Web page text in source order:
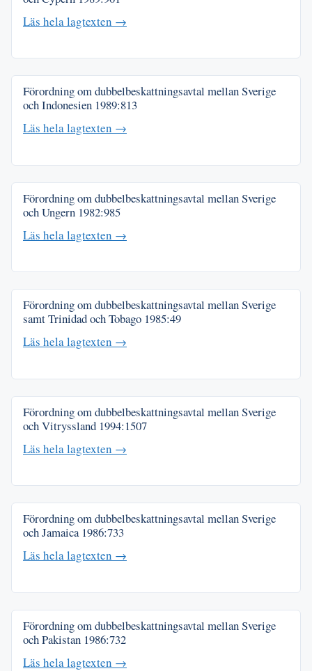
Läs hela lagtexten →
Förordning om dubbelbeskattningsavtal mellan Sverige
och Indonesien 1989:813
Läs hela lagtexten →
Förordning om dubbelbeskattningsavtal mellan Sverige
och Ungern 1982:985
Läs hela lagtexten →
Förordning om dubbelbeskattningsavtal mellan Sverige
samt Trinidad och Tobago 1985:49
Läs hela lagtexten →
Förordning om dubbelbeskattningsavtal mellan Sverige
och Vitryssland 1994:1507
Läs hela lagtexten →
Förordning om dubbelbeskattningsavtal mellan Sverige
och Jamaica 1986:733
Läs hela lagtexten →
Förordning om dubbelbeskattningsavtal mellan Sverige
och Pakistan 1986:732
Läs hela lagtexten →